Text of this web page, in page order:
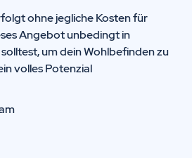
ohne jegliche Kosten für
Angebot unbedingt in
um dein Wohlbefinden zu
volles Potenzial